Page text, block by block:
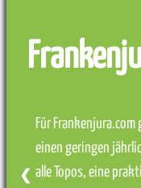
Für
einen geringen
alle Topos, eine
❮